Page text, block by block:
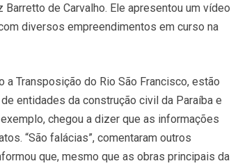
de Carvalho. Ele apresentou um vídeo
diversos empreendimentos em curso na
Transposição do Rio São Francisco, estão
entidades da construção civil da Paraíba e
chegou a dizer que as informações
“São falácias”, comentaram outros
que, mesmo que as obras principais da